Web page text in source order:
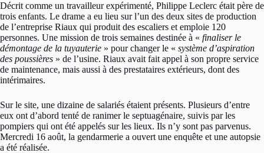
Décrit comme un travailleur expérimenté, Philippe Leclerc était père de
trois enfants. Le drame a eu lieu sur l’un des deux sites de production
de l’entreprise Riaux qui produit des escaliers et emploie 120
personnes. Une mission de trois semaines destinée à « finaliser le
démontage de la tuyauterie » pour changer le « système d’aspiration
des poussières » de l’usine. Riaux avait fait appel à son propre service
de maintenance, mais aussi à des prestataires extérieurs, dont des
intérimaires.
Sur le site, une dizaine de salariés étaient présents. Plusieurs d’entre
eux ont d’abord tenté de ranimer le septuagénaire, suivis par les
pompiers qui ont été appelés sur les lieux. Ils n’y sont pas parvenus.
Mercredi 16 août, la gendarmerie a ouvert une enquête et une autopsie
a été réalisée.